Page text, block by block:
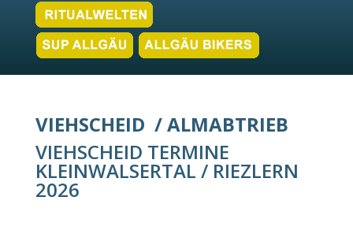
VIEHSCHEID / ALMABTRIEB
VIEHSCHEID TERMINE
KLEINWALSERTAL / RIEZLERN
2026